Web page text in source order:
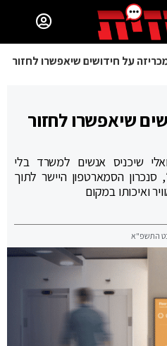
על חידושים שיאפשרו לחזור
שיאפשרו לחזור
שיכניס אנשים למשרד בלי
סנכרון הסמארטפון היישר לתוך
ואיכותו במקום
התשפ"א